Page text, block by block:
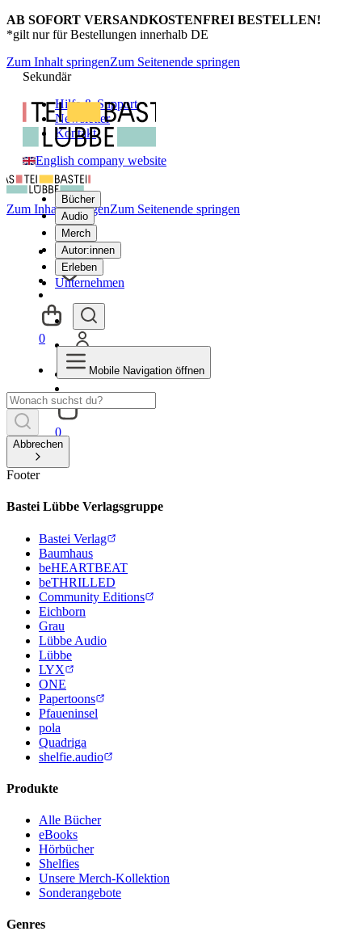
AB SOFORT VERSANDKOSTENFREI BESTELLEN!
*gilt nur für Bestellungen innerhalb DE
Zum Inhalt springenZum Seitenende springen
Sekundär
Hilfe & Support
Newsletter
Kontakt
English company website
Bücher
Audio
Merch
Autor:innen
Erleben
Unternehmen
0
Zum Inhalt springenZum Seitenende springen
0
Mobile Navigation öffnen
Abbrechen
Footer
Bastei Lübbe Verlagsgruppe
Bastei Verlag
Baumhaus
beHEARTBEAT
beTHRILLED
Community Editions
Eichborn
Grau
Lübbe Audio
Lübbe
LYX
ONE
Papertoons
Pfaueninsel
pola
Quadriga
shelfie.audio
Produkte
Alle Bücher
eBooks
Hörbücher
Shelfies
Unsere Merch-Kollektion
Sonderangebote
Genres